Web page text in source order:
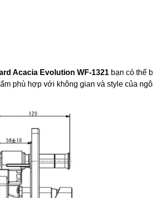
Acacia Evolution WF-1321 bạn có thể
phù hợp với không gian và style của